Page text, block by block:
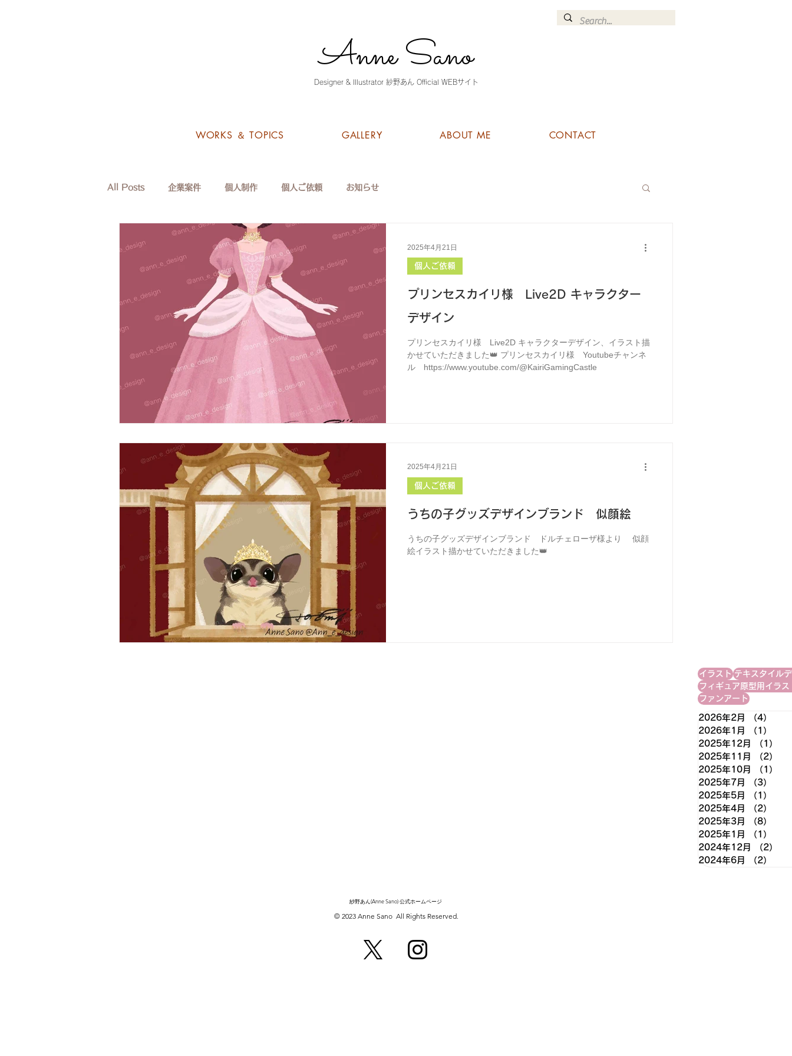
Anne Sano
Designer & Illustrator 紗野あん Official WEBサイト
WORKS ＆ TOPICS GALLERY ABOUT ME CONTACT
All Posts 企業案件 個人制作 個人ご依頼 お知らせ
プリンセスカイリ様 Live2D キャラクター
デザイン
プリンセスカイリ様 Live2D キャラクターデザイン、イラスト描
かせていただきました👑 プリンセスカイリ様 Youtubeチャンネ
ル https://www.youtube.com/@KairiGamingCastle
個人ご依頼
2025年4月21日
うちの子グッズデザインブランド 似顔絵
うちの子グッズデザインブランド ドルチェローザ様より 似顔
絵イラスト描かせていただきました👑
個人ご依頼
2025年4月21日
イラスト テキスタイル
フィギュア原型用イラス
ファンアート
2026年2月 （4）
2026年1月
（1）
2025年12月
（1）
2025年11月
（2）
2025年10月
（1）
2025年7月
（3）
2025年5月
（1）
2025年4月
（2）
2025年3月
（8）
2025年1月
（1）
2024年12月
（2）
2024年6月
（2）
紗野あん(Anne Sano) 公式ホームページ
© 2023 Anne Sano All Rights Reserved.